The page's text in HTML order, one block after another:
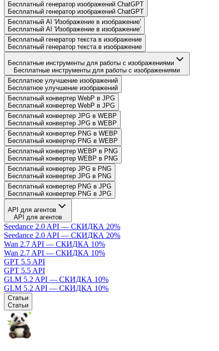
Бесплатный генератор изображений ChatGPT
Бесплатный генератор изображений ChatGPT
Бесплатный AI 'Изображение в изображение'
Бесплатный AI 'Изображение в изображение'
Бесплатный генератор текста в изображение
Бесплатный генератор текста в изображение
Бесплатные инструменты для работы с изображениями
Бесплатные инструменты для работы с изображениями
Бесплатное улучшение изображений
Бесплатное улучшение изображений
Бесплатный конвертер WebP в JPG
Бесплатный конвертер WebP в JPG
Бесплатный конвертер JPG в WEBP
Бесплатный конвертер JPG в WEBP
Бесплатный конвертер PNG в WEBP
Бесплатный конвертер PNG в WEBP
Бесплатный конвертер WEBP в PNG
Бесплатный конвертер WEBP в PNG
Бесплатный конвертер JPG в PNG
Бесплатный конвертер JPG в PNG
Бесплатный конвертер PNG в JPG
Бесплатный конвертер PNG в JPG
API для агентов
API для агентов
Seedance 2.0 API — СКИДКА 20%
Seedance 2.0 API — СКИДКА 20%
Wan 2.7 API — СКИДКА 10%
Wan 2.7 API — СКИДКА 10%
GPT 5.5 API
GPT 5.5 API
GLM 5.2 API — СКИДКА 10%
GLM 5.2 API — СКИДКА 10%
Статьи
Статьи